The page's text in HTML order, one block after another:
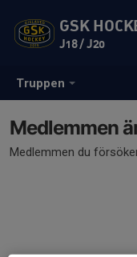
Truppen
GSK
J18 / J20
Medlemmen
Medlemmen du